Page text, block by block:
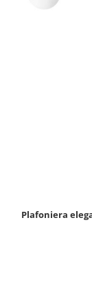
Plafoniera